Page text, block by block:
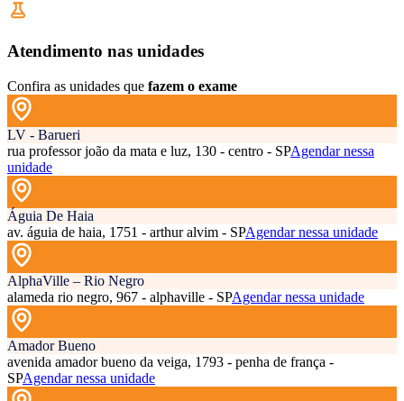
Atendimento nas unidades
Confira as unidades que fazem o exame
LV - Barueri
rua professor joão da mata e luz, 130 - centro - SPAgendar nessa
unidade
Águia De Haia
av. águia de haia, 1751 - arthur alvim - SPAgendar nessa unidade
AlphaVille – Rio Negro
alameda rio negro, 967 - alphaville - SPAgendar nessa unidade
Amador Bueno
avenida amador bueno da veiga, 1793 - penha de frança -
SPAgendar nessa unidade